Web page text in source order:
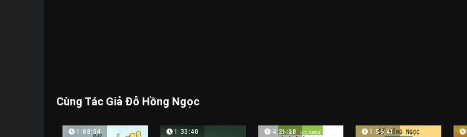
Cùng Tác Giả Đỗ Hồng Ngọc
1:08:04 1:33:40 4:21:28 1:56:41